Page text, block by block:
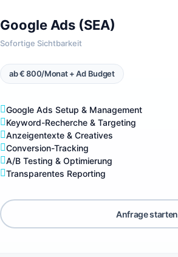
Google Ads (SEA)
Sofortige Sichtbarkeit
ab € 800/Monat + Ad Budget
Google Ads Setup & Management
Keyword-Recherche & Targeting
Anzeigentexte & Creatives
Conversion-Tracking
A/B Testing & Optimierung
Transparentes Reporting
Anfrage starten